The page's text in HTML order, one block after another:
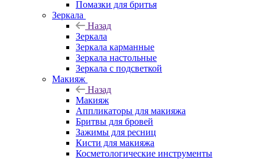
Помазки для бритья
Зеркала
Назад
Зеркала
Зеркала карманные
Зеркала настольные
Зеркала с подсветкой
Макияж
Назад
Макияж
Аппликаторы для макияжа
Бритвы для бровей
Зажимы для ресниц
Кисти для макияжа
Косметологические инструменты